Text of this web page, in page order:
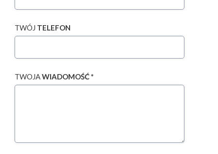
TWÓJ TELEFON
TWOJAWIADOMOŚĆ *